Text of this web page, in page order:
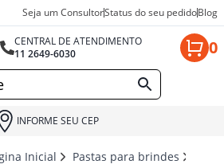
Seja um ConsultorStatus do seu pedidoBlog
CENTRAL DE ATENDIMENTO
11 2649-6030
0
INFORME SEU CEP
Inicial Pastas para brindes